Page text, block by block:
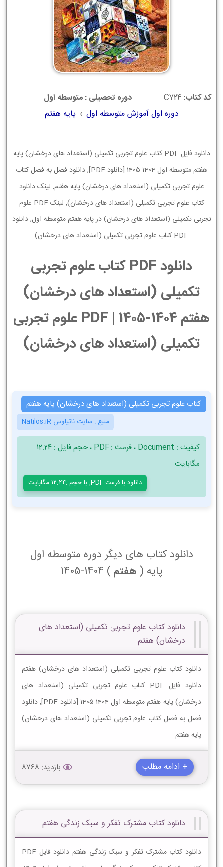
کد کتاب:C724
دوره تحصیلی : متوسطه اول
دوره اول آموزش متوسطه اول › پایه هفتم
دانلود فایل PDF کتاب علوم تجربی تکمیلی (استعداد های درخشان) پایه
هفتم متوسطه اول 1404-1405 [دانلود PDF], دانلود فصل به فصل کتاب
علوم تجربی تکمیلی (استعداد های درخشان) پایه هفتم, لینک دانلود
کتاب علوم تجربی تکمیلی (استعداد های درخشان), لینک PDF علوم
تجربی تکمیلی (استعداد های درخشان) در پایه هفتم متوسطه اول, دانلود
PDF کتاب علوم تجربی تکمیلی (استعداد های درخشان)
دانلود PDF کتاب علوم تجربی
تکمیلی (استعداد های درخشان)
هفتم 1404-1405 | PDF علوم تجربی
تکمیلی (استعداد های درخشان)
کتاب علوم تجربی تکمیلی (استعداد های درخشان) پایه هفتم
منبع : سایت ناتیلوس Natilos.iR
کیفیت : Document ، فرمت : PDF ، حجم فایل : 12.24
مگابایت
دانلود با فرمت PDF, با حجم :12.24 مگابایت
دانلود کتاب های دیگر دوره متوسطه اول
پایه ( هفتم ) 1404-1405
دانلود کتاب علوم تجربی تکمیلی (استعداد های
درخشان) هفتم
دانلود کتاب علوم تجربی تکمیلی (استعداد های درخشان) هفتم
دانلود فایل PDF کتاب علوم تجربی تکمیلی (استعداد های
درخشان) پایه هفتم متوسطه اول 1404-1405 [دانلود PDF], دانلود
فصل به فصل کتاب علوم تجربی تکمیلی (استعداد های درخشان)
پایه هفتم
+ ادامه مطلب بازدید: 8768
دانلود کتاب مشترک تفکر و سبک زندگی هفتم
دانلود کتاب مشترک تفکر و سبک زندگی هفتم دانلود فایل PDF